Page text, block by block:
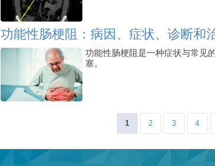
功能性肠梗阻：病因、症状、诊断和
功能性肠梗阻是一种症状与常见
塞。
1 2 3 4